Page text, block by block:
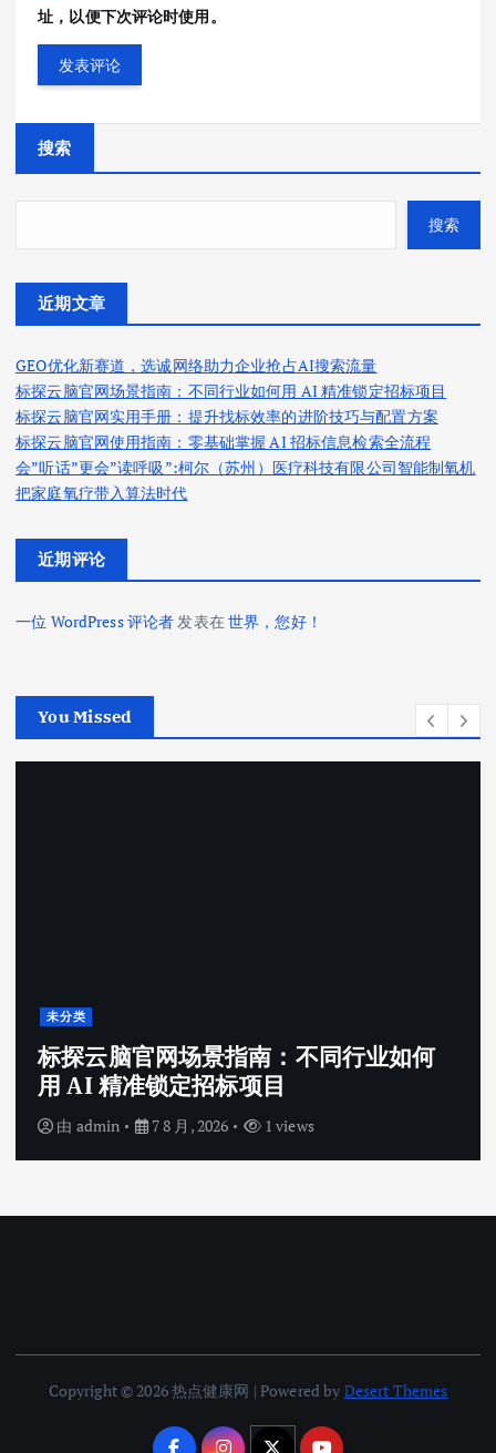
址，以便下次评论时使用。
搜索
搜索
近期文章
GEO优化新赛道，选诚网络助力企业抢占AI搜索流量
标探云脑官网场景指南：不同行业如何用 AI 精准锁定招标项目
标探云脑官网实用手册：提升找标效率的进阶技巧与配置方案
标探云脑官网使用指南：零基础掌握 AI 招标信息检索全流程
会”听话”更会”读呼吸”:柯尔（苏州）医疗科技有限公司智能制氧机
把家庭氧疗带入算法时代
近期评论
一位 WordPress 评论者发表在世界，您好！
You Missed
未分类
标探云脑官网场景指南：不同行业如何
用 AI 精准锁定招标项目
由 admin 7 8 月, 2026 1 views
Copyright © 2026 热点健康网 | Powered by Desert Themes